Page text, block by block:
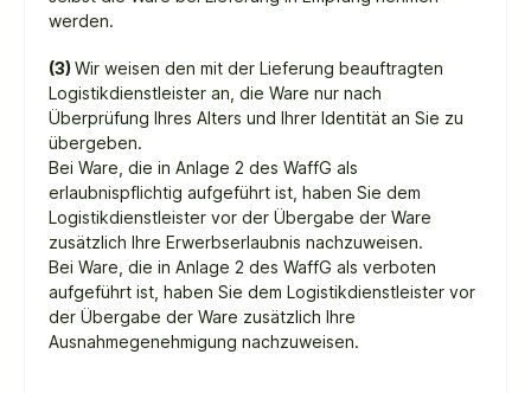
werden.
(3)Wir weisen den mit der Lieferung beauftragten
Logistikdienstleister an, die Ware nur nach
Überprüfung Ihres Alters und Ihrer Identität an Sie zu
übergeben.
Bei Ware, die in Anlage 2 des WaffG als
erlaubnispflichtig aufgeführt ist, haben Sie dem
Logistikdienstleister vor der Übergabe der Ware
zusätzlich Ihre Erwerbserlaubnis nachzuweisen.
Bei Ware, die in Anlage 2 des WaffG als verboten
aufgeführt ist, haben Sie dem Logistikdienstleister vor
der Übergabe der Ware zusätzlich Ihre
Ausnahmegenehmigung nachzuweisen.